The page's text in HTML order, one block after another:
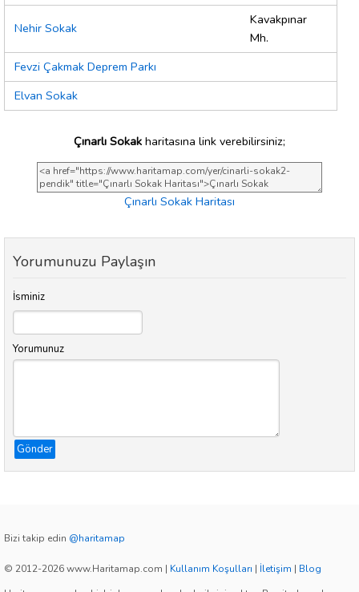
Nehir Sokak
Kavakpınar
Mh.
Fevzi Çakmak Deprem Parkı
Elvan Sokak
Çınarlı Sokak haritasına link verebilirsiniz;
Çınarlı Sokak Haritası
Yorumunuzu Paylaşın
İsminiz
Yorumunuz
Gönder
Bizi takip edin @haritamap
© 2012-2026 www.Haritamap.com | Kullanım Koşulları | İletişim | Blog